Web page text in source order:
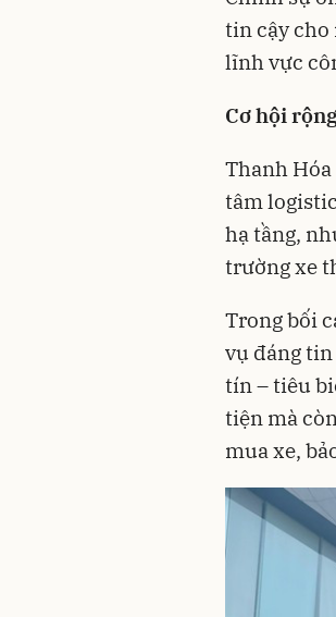
tin cậy cho
lĩnh vực
Cơ hội
Thanh
tâm
hạ tầng,
trường xe
Trong bối
vụ đáng tin
tín – tiêu
tiện mà
mua xe,